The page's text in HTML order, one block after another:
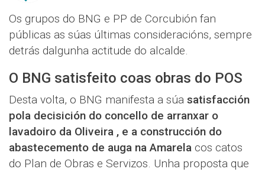
Os grupos do BNG e PP de Corcubión fan
públicas as súas últimas consideracións, sempre
detrás dalgunha actitude do alcalde.
O BNG satisfeito coas obras do POS
Desta volta, o BNG manifesta a súa satisfacción
pola decisición do concello de arranxar o
lavadoiro da Oliveira , e a construcción do
abastecemento de auga na Amarela cos catos
do Plan de Obras e Servizos. Unha proposta que